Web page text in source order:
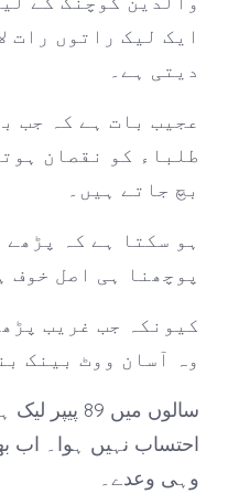
ایک لیک راتوں رات
دیتی ہے۔
عجیب بات ہے کہ جب
طلباء کو نقصان
بچ جاتے ہیں۔
ہو سکتا ہے کہ
پوچھنا ہی اصل خوف
کیونکہ جب غریب
وہ آسان ووٹ بینک
احتساب نہیں ہوا۔ اب
وہی وعدے۔